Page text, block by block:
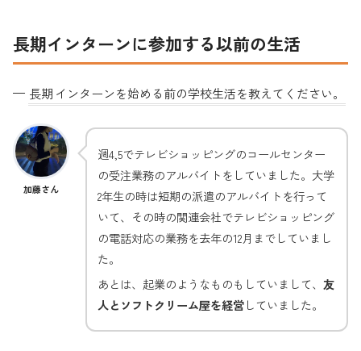
長期インターンに参加する以前の生活
— 長期 インターンを始める前の学校生活を教えてください。
加藤さん
週4,5でテレビショッピングのコールセンター
の受注業務のアルバイトをしていました。大学
2年生の時は短期の派遣のアルバイトを行って
いて、その時の関連会社でテレビショッピング
の電話対応の業務を去年の12月までしていまし
た。
あとは、起業のようなものもしていまして、 友
人とソフトクリーム屋を経営していました。